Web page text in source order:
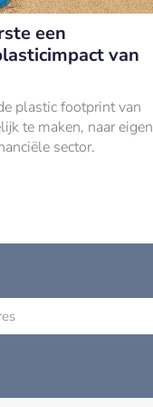
een
van
plastic footprint van
te maken, naar eigen
sector.